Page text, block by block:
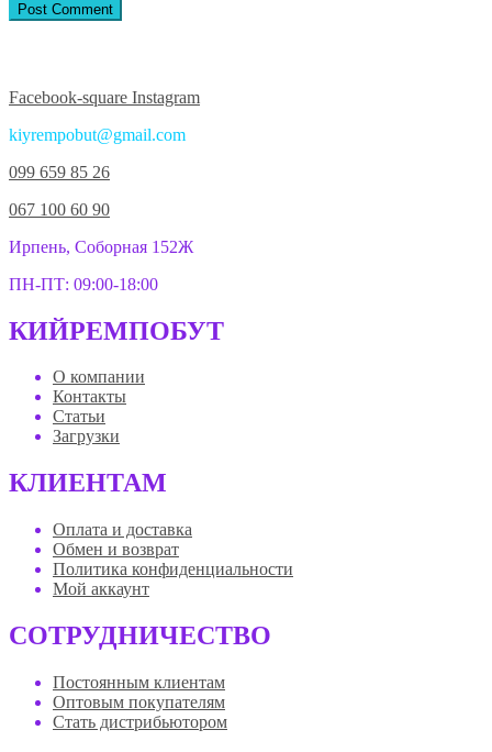
Facebook-square Instagram
kiyrempobut@gmail.com
099 659 85 26
067 100 60 90
Ирпень, Соборная 152Ж
ПН-ПТ: 09:00-18:00
КИЙРЕМПОБУТ
О компании
Контакты
Статьи
Загрузки
КЛИЕНТАМ
Оплата и доставка
Обмен и возврат
Политика конфиденциальности
Мой аккаунт
СОТРУДНИЧЕСТВО
Постоянным клиентам
Оптовым покупателям
Стать дистрибьютором